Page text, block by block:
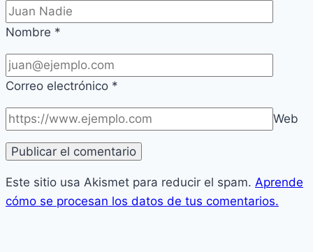
Nombre *
Correo electrónico *
Web
Este sitio usa Akismet para reducir el spam. Aprende
cómo se procesan los datos de tus comentarios.